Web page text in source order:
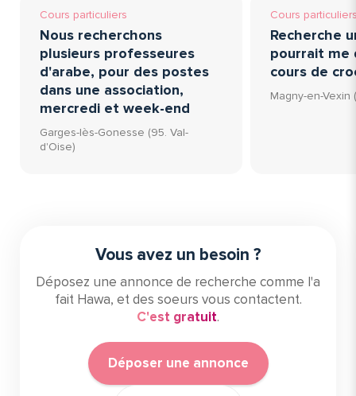
Cours particuliers
Nous recherchons
plusieurs professeures
d'arabe, pour des postes
dans une association,
mercredi et week-end
Garges-lès-Gonesse (95. Val-
d'Oise)
Cours
Recherche
pourrait me
cours de
Magny-en-Vexin
Vous avez un besoin ?
Déposez une annonce de recherche comme l'a
fait Hawa, et des soeurs vous contactent.
C'est gratuit.
Déposer une annonce